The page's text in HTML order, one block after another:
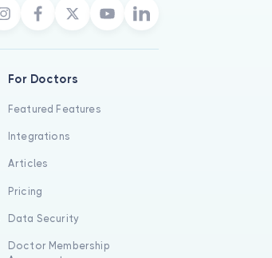
For Doctors
Featured Features
Integrations
Articles
Pricing
Data Security
Doctor Membership